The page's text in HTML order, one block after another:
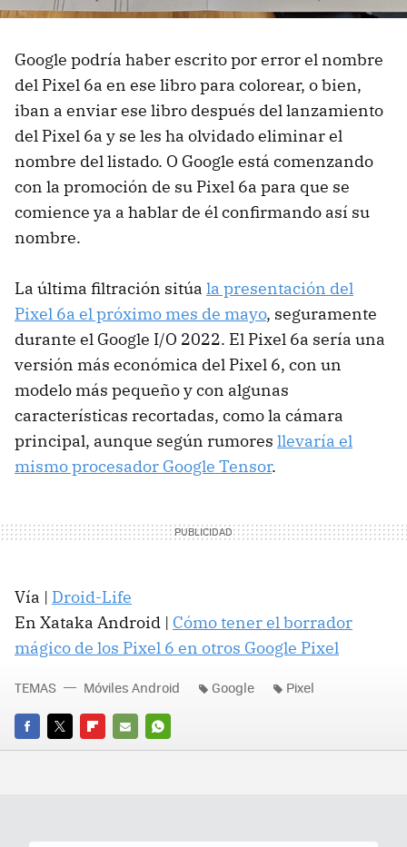
Google podría haber escrito por error el nombre
del Pixel 6a en ese libro para colorear, o bien,
iban a enviar ese libro después del lanzamiento
del Pixel 6a y se les ha olvidado eliminar el
nombre del listado. O Google está comenzando
con la promoción de su Pixel 6a para que se
comience ya a hablar de él confirmando así su
nombre.
La última filtración sitúa la presentación del
Pixel 6a el próximo mes de mayo, seguramente
durante el Google I/O 2022. El Pixel 6a sería una
versión más económica del Pixel 6, con un
modelo más pequeño y con algunas
características recortadas, como la cámara
principal, aunque según rumores llevaría el
mismo procesador Google Tensor.
Vía | Droid-Life
En Xataka Android | Cómo tener el borrador
mágico de los Pixel 6 en otros Google Pixel
FACEBOOK
TWITTERFLIPBOARD
E-
WHATSAPP
TEMAS Móviles Android Google Pixel